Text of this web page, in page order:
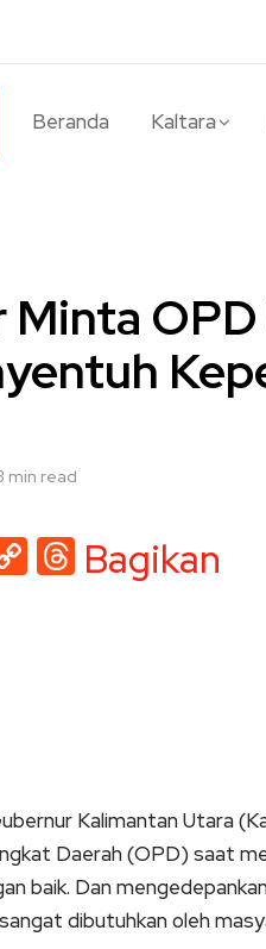
Beranda Kaltara
min read
CopyThreads
Bagikan
Kalimantan Utara
Daerah (OPD) saat
baik. Dan
dibutuhkan oleh